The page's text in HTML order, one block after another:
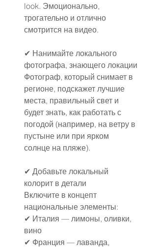
look. Эмоционально,
трогательно и отлично
смотрится на видео.
✔ Нанимайте локального
фотографа, знающего локации
Фотограф, который снимает в
регионе, подскажет лучшие
места, правильный свет и
будет знать, как работать с
погодой (например, на ветру в
пустыне или при ярком
солнце на пляже).
✔ Добавьте локальный
колорит в детали
Включите в концепт
национальные элементы:
✔ Италия — лимоны, оливки,
вино
✔ Франция — лаванда,